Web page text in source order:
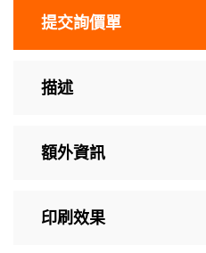
提交詢價單
描述
額外資訊
印刷效果